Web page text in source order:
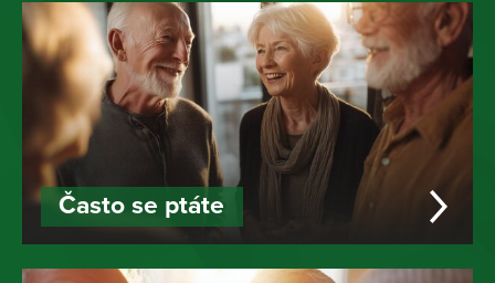
Často se ptáte